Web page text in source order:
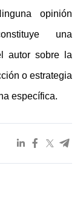
opinión
una
autor sobre la
o estrategia
específica.